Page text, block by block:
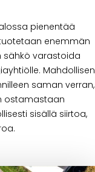
pienentää
enemmän
sähkö varastoida
Mahdollisen
saman verran,
ostamastaan
sisällä siirtoa,